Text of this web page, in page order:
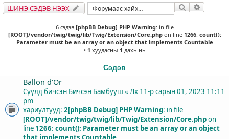
ШИНЭ СЭДЭВ НЭЭХ Хайлт
6 сэдэв [phpBB Debug] PHP Warning: in file
[ROOT]/vendor/twig/twig/lib/Twig/Extension/Core.phpon line 1266: count():
Parameter must be an array or an object that implements Countable
• 1 хуудасны 1 дахь нь
Сэдэв
Ballon d'Or
Сүүлд бичсэн Бичсэн Бамбууш « Лх 11-р сарын 01, 2023 11:11
pm
хариултууд: 2[phpBB Debug] PHP Warning: in file
[ROOT]/vendor/twig/twig/lib/Twig/Extension/Core.phpon
line 1266: count(): Parameter must be an array or an object